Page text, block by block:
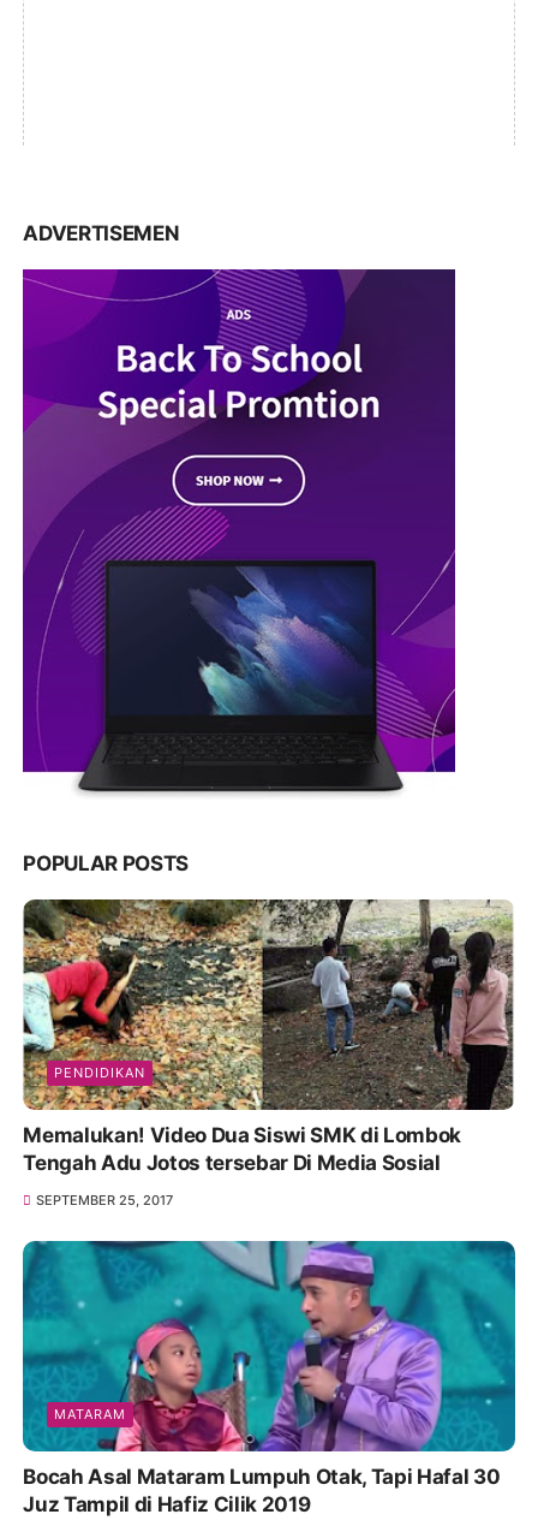
ADVERTISEMEN
POPULAR POSTS
PENDIDIKAN
Memalukan! Video Dua Siswi SMK di Lombok
Tengah Adu Jotos tersebar Di Media Sosial
SEPTEMBER 25, 2017
MATARAM
Bocah Asal Mataram Lumpuh Otak, Tapi Hafal 30
Juz Tampil di Hafiz Cilik 2019